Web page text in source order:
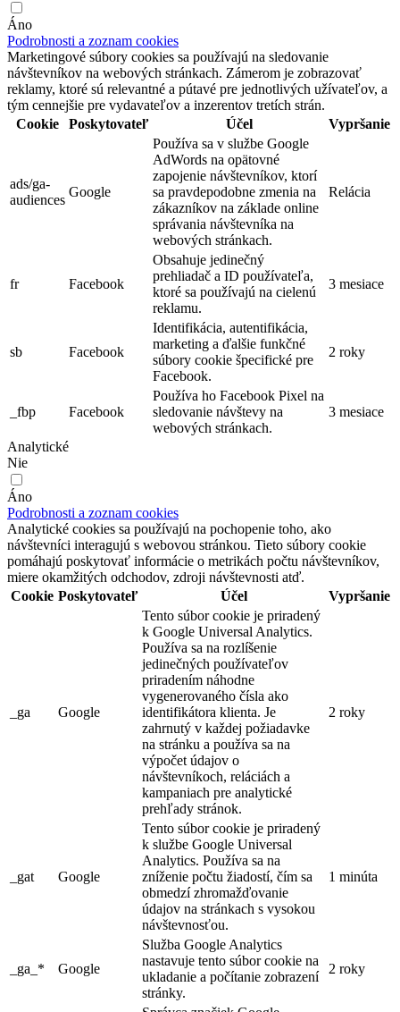
Áno
Podrobnosti a zoznam cookies
Marketingové súbory cookies sa používajú na sledovanie
návštevníkov na webových stránkach. Zámerom je zobrazovať
reklamy, ktoré sú relevantné a pútavé pre jednotlivých užívateľov, a
tým cennejšie pre vydavateľov a inzerentov tretích strán.
Cookie
Poskytovateľ Účel Vypršanie
ads/ga-
audiences
Google
Používa sa v službe Google
AdWords na opätovné
zapojenie návštevníkov, ktorí
sa pravdepodobne zmenia na
zákazníkov na základe online
správania návštevníka na
webových stránkach.
Relácia
fr Facebook
Obsahuje jedinečný
prehliadač a ID používateľa,
ktoré sa používajú na cielenú
reklamu.
3 mesiace
sb Facebook
Identifikácia, autentifikácia,
marketing a ďalšie funkčné
súbory cookie špecifické pre
Facebook.
2 roky
_fbp Facebook
Používa ho Facebook Pixel na
sledovanie návštevy na
webových stránkach.
3 mesiace
Analytické
Nie
Áno
Podrobnosti a zoznam cookies
Analytické cookies sa používajú na pochopenie toho, ako
návštevníci interagujú s webovou stránkou. Tieto súbory cookie
pomáhajú poskytovať informácie o metrikách počtu návštevníkov,
miere okamžitých odchodov, zdroji návštevnosti atď.
Cookie Poskytovateľ Účel Vypršanie
_ga Google
Tento súbor cookie je priradený
k Google Universal Analytics.
Používa sa na rozlíšenie
jedinečných používateľov
priradením náhodne
vygenerovaného čísla ako
identifikátora klienta. Je
zahrnutý v každej požiadavke
na stránku a používa sa na
výpočet údajov o
návštevníkoch, reláciách a
kampaniach pre analytické
prehľady stránok.
2 roky
_gat Google
Tento súbor cookie je priradený
k službe Google Universal
Analytics. Používa sa na
zníženie počtu žiadostí, čím sa
obmedzí zhromažďovanie
údajov na stránkach s vysokou
návštevnosťou.
1 minúta
_ga_* Google
Služba Google Analytics
nastavuje tento súbor cookie na
ukladanie a počítanie zobrazení
stránky.
2 roky